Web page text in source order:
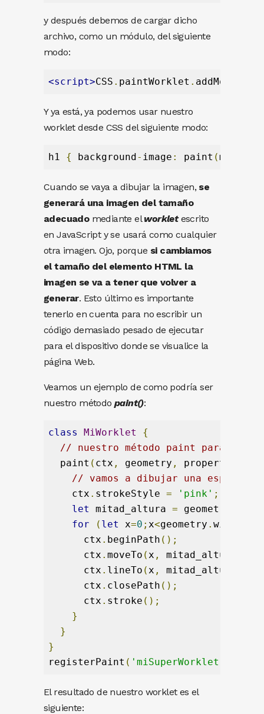
y después debemos de cargar dicho
archivo, como un módulo, del siguiente
modo:
<script>CSS . paintWorklet . addModule
Y ya está, ya podemos usar nuestro
worklet desde CSS del siguiente modo:
h1 { background- image : paint (
Cuando se vaya a dibujar la imagen, se
generará una imagen del tamaño
adecuadomediante elworklet escrito
en JavaScript y se usará como cualquier
otra imagen. Ojo, porque si cambiamos
el tamaño del elemento HTML la
imagen se va a tener que volver a
generar. Esto último es importante
tenerlo en cuenta para no escribir un
código demasiado pesado de ejecutar
para el dispositivo donde se visualice la
página Web.
Veamos un ejemplo de como podría ser
nuestro métodopaint():
class MiWorklet
{
// nuestro método paint para
  paint
( ctx , geometry , properties
// vamos a dibujar una especie
    ctx
. strokeStyle = 'pink' ;
let
mitad_altura = geometry
for
( let x=0 ; x<geometry . width
      ctx
. beginPath ();
      ctx
. moveTo (x , mitad_altura
      ctx
. lineTo (x , mitad_altura
      ctx
. closePath ();
      ctx
. stroke ();
}
}
}
registerPaint ( 'miSuperWorklet'
El resultado de nuestro worklet es el
siguiente: